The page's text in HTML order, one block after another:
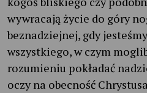
wywracają życie do góry
beznadziejnej, gdy
wszystkiego, w czym
rozumieniu pokładać
oczy na obecność